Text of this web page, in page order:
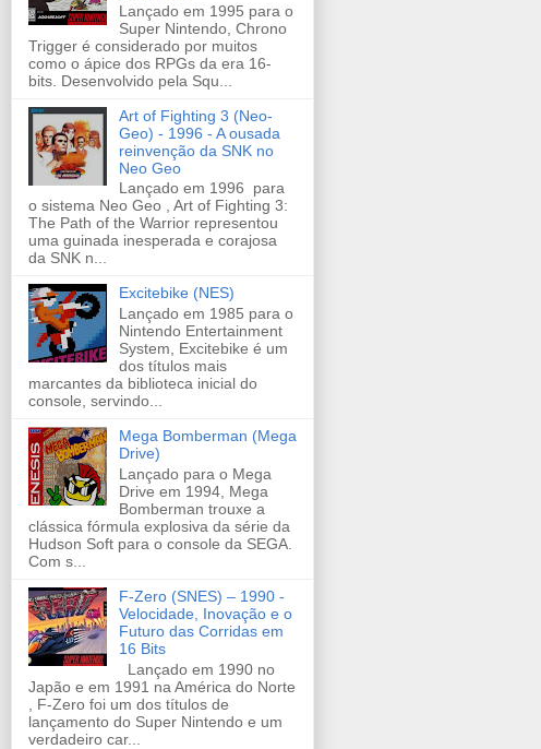
Lançado em 1995 para o
Super Nintendo, Chrono
Trigger é considerado por muitos
como o ápice dos RPGs da era 16-
bits. Desenvolvido pela Squ...
Art of Fighting 3 (Neo-
Geo) - 1996 - A ousada
reinvenção da SNK no
Neo Geo
Lançado em 1996 para
o sistema Neo Geo , Art of Fighting 3:
The Path of the Warrior representou
uma guinada inesperada e corajosa
da SNK n...
Excitebike (NES)
Lançado em 1985 para o
Nintendo Entertainment
System, Excitebike é um
dos títulos mais
marcantes da biblioteca inicial do
console, servindo...
Mega Bomberman (Mega
Drive)
Lançado para o Mega
Drive em 1994, Mega
Bomberman trouxe a
clássica fórmula explosiva da série da
Hudson Soft para o console da SEGA.
Com s...
F-Zero (SNES) – 1990 -
Velocidade, Inovação e o
Futuro das Corridas em
16 Bits
Lançado em 1990 no
Japão e em 1991 na América do Norte
, F-Zero foi um dos títulos de
lançamento do Super Nintendo e um
verdadeiro car...